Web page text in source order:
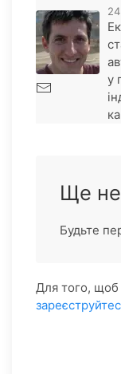
у
Ще
Будьте
Для того, щоб